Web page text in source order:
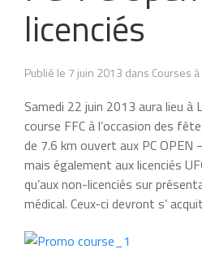
licenciés
Publié le 7 juin 2013 dans Courses
Samedi 22 juin 2013 aura lieu à
course FFC à l’occasion des
de 7.6 km ouvert aux PC
mais également aux licenciés
qu’aux non-licenciés sur
médical. Ceux-ci devront s’